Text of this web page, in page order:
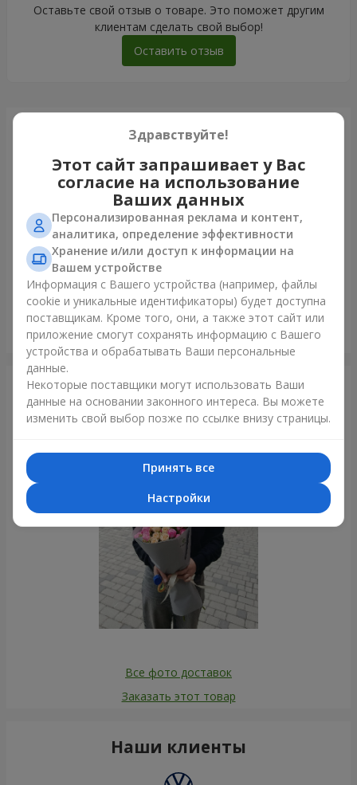
Оставьте свой отзыв о товаре. Это поможет другим
клиентам сделать свой выбор!
Оставить отзыв
Только что доставили
Букет в ЭКО упаковке "7 красных роз"
Одесса
Фотогалерея
Все фото доставок
Заказать этот товар
Наши клиенты
Здравствуйте!
Этот сайт запрашивает у Вас
согласие на использование
Ваших данных
Персонализированная реклама и контент,
аналитика, определение эффективности
Хранение и/или доступ к информации на
Вашем устройстве
Информация с Вашего устройства (например, файлы
cookie и уникальные идентификаторы) будет доступна
поставщикам. Кроме того, они, а также этот сайт или
приложение смогут сохранять информацию с Вашего
устройства и обрабатывать Ваши персональные
данные.
Некоторые поставщики могут использовать Ваши
данные на основании законного интереса. Вы можете
изменить свой выбор позже по ссылке внизу страницы.
Принять все
Настройки